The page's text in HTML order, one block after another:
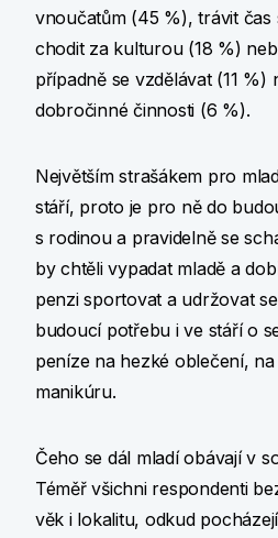
vnoučatům (45 %), trávit čas
chodit za kulturou (18 %)
případně se vzdělávat (11 %)
dobročinné činnosti (6 %).
Největším strašákem pro
stáří, proto je pro ně do
s rodinou a pravidelně se
by chtěli vypadat mladě a
penzi sportovat a udržovat
budoucí potřebu i ve stáří o
peníze na hezké oblečení,
manikúru.
Čeho se dál mladí obávají v
Téměř všichni respondenti
věk i lokalitu, odkud